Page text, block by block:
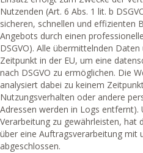
Nutzenden (Art. 6 Abs. 1 lit. b
sicheren, schnellen und effizienten
Angebots durch einen
DSGVO). Alle übermittelnden
Zeitpunkt in der EU, um eine
nach DSGVO zu ermöglichen. Die
analysiert dabei zu keinem
Nutzungsverhalten oder andere
Adressen werden in Logs
Verarbeitung zu gewährleisten, hat
über eine Auftragsverarbeitung mit
abgeschlossen.